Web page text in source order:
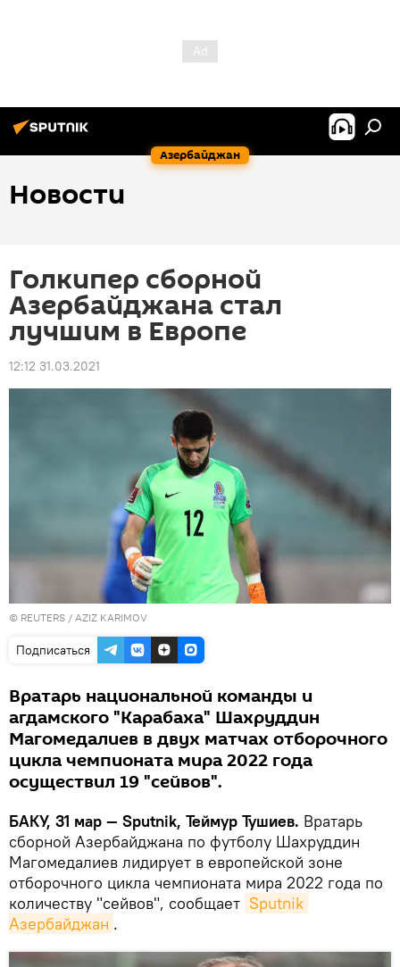
Азербайджан
Новости
Голкипер сборной
Азербайджана стал
лучшим в Европе
12:12 31.03.2021
© REUTERS / AZIZ KARIMOV
Подписаться
Вратарь национальной команды и
агдамского "Карабаха" Шахруддин
Магомедалиев в двух матчах отборочного
цикла чемпионата мира 2022 года
осуществил 19 "сейвов".
БАКУ, 31 мар — Sputnik, Теймур Тушиев. Вратарь
сборной Азербайджана по футболу Шахруддин
Магомедалиев лидирует в европейской зоне
отборочного цикла чемпионата мира 2022 года по
количеству "сейвов", сообщает Sputnik
Азербайджан .